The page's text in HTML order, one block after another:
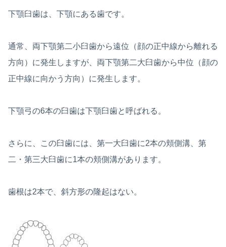
下顎臼歯は、下顎にある歯です。
通常、両下顎第二小臼歯から遠位（顔の正中線から離れる
方向）に発生しますが、両下顎第二大臼歯から中位（顔の
正中線に向かう方向）に発生します。
下顎弓の6本の臼歯は下顎臼歯と呼ばれる。
さらに、この臼歯には、第一大臼歯に2本の頬側溝、第
二・第三大臼歯に1本の頬側溝があります。
歯根は2本で、斜方形の隆起はない。